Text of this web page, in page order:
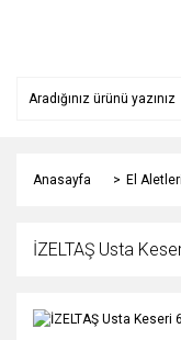
Anasayfa El Aletleri
İZELTAŞ Usta